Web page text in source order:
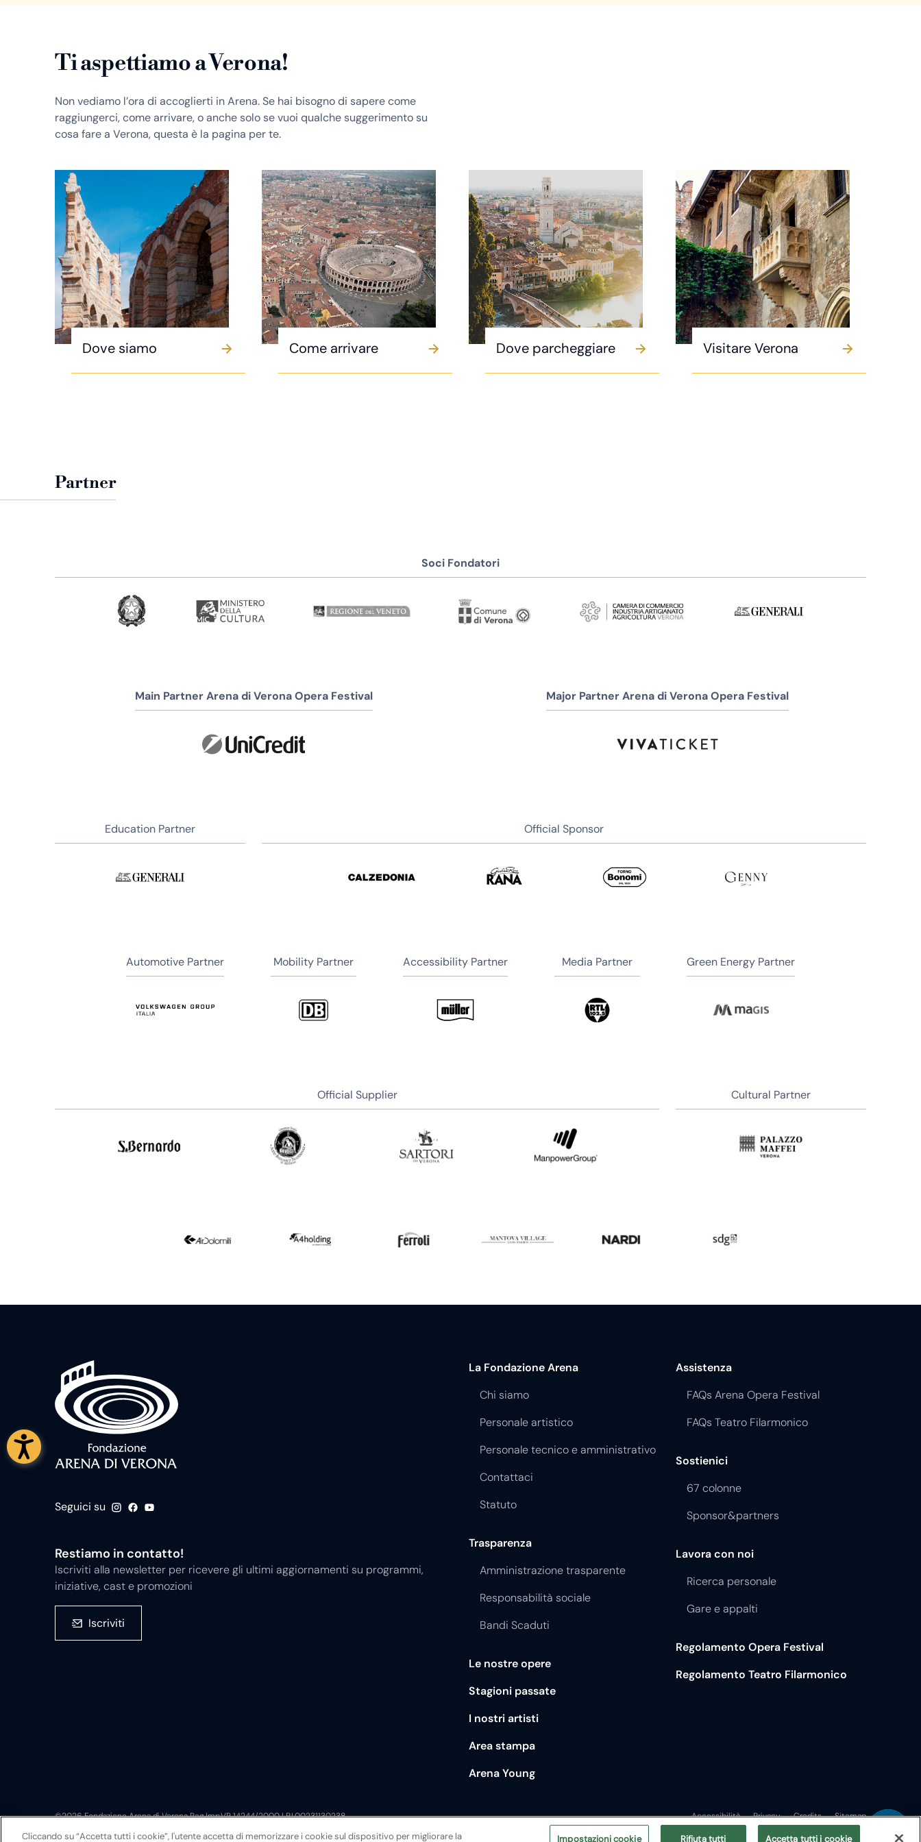
Ti aspettiamo a Verona!
Non vediamo l’ora di accoglierti in Arena. Se hai bisogno di sapere come
raggiungerci, come arrivare, o anche solo se vuoi qualche suggerimento su
cosa fare a Verona, questa è la pagina per te.
Dove siamo Come arrivare Dove parcheggiare Visitare Verona
Partner
Soci Fondatori
Main Partner Arena di Verona Opera Festival Major Partner Arena di Verona Opera Festival
Education Partner Official Sponsor
Automotive Partner Mobility Partner Accessibility Partner Media Partner Green Energy Partner
Official Supplier Cultural Partner
Seguici su
Restiamo in contatto!
Iscriviti alla newsletter per ricevere gli ultimi aggiornamenti su programmi,
iniziative, cast e promozioni
Iscriviti
La Fondazione Arena
Chi siamo
Personale artistico
Personale tecnico e amministrativo
Contattaci
Statuto
Trasparenza
Amministrazione trasparente
Responsabilità sociale
Bandi Scaduti
Le nostre opere
Stagioni passate
I nostri artisti
Area stampa
Arena Young
Assistenza
FAQs Arena Opera Festival
FAQs Teatro Filarmonico
Sostienici
67 colonne
Sponsor&partners
Lavora con noi
Ricerca personale
Gare e appalti
Regolamento Opera Festival
Regolamento Teatro Filarmonico
©2026 Fondazione Arena di Verona Reg.Imp.VR 14244/2000 | P.I.00231130238
Accessibilità Privacy Credits Sitemap
Cliccando su “Accetta tutti i cookie”, l'utente accetta di memorizzare i cookie sul dispositivo per migliorare la Impostazioni cookie Rifiuta tutti Accetta tutti i cookie